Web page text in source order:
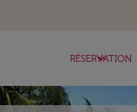
RÉSERVATION
keyboard_arrow_down